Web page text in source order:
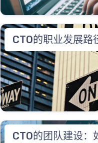
CTO的职业发展路
CTO的团队建设：